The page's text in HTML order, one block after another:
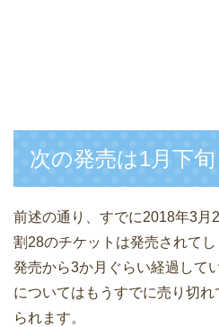
次の発売は1月下旬
前述の通り、すでに2018年3月
割28のチケットは発売されてし
発売から3か月ぐらい経過して
についてはもうすでに売り切
られます。